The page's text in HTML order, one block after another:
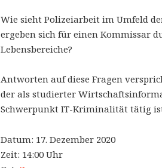
Wie sieht Polizeiarbeit im Umfeld
ergeben sich für einen Kommissar
Lebensbereiche?
Antworten auf diese Fragen
der als studierter
Schwerpunkt IT-Kriminalität tätig
Datum: 17. Dezember 2020
Zeit: 14:00 Uhr